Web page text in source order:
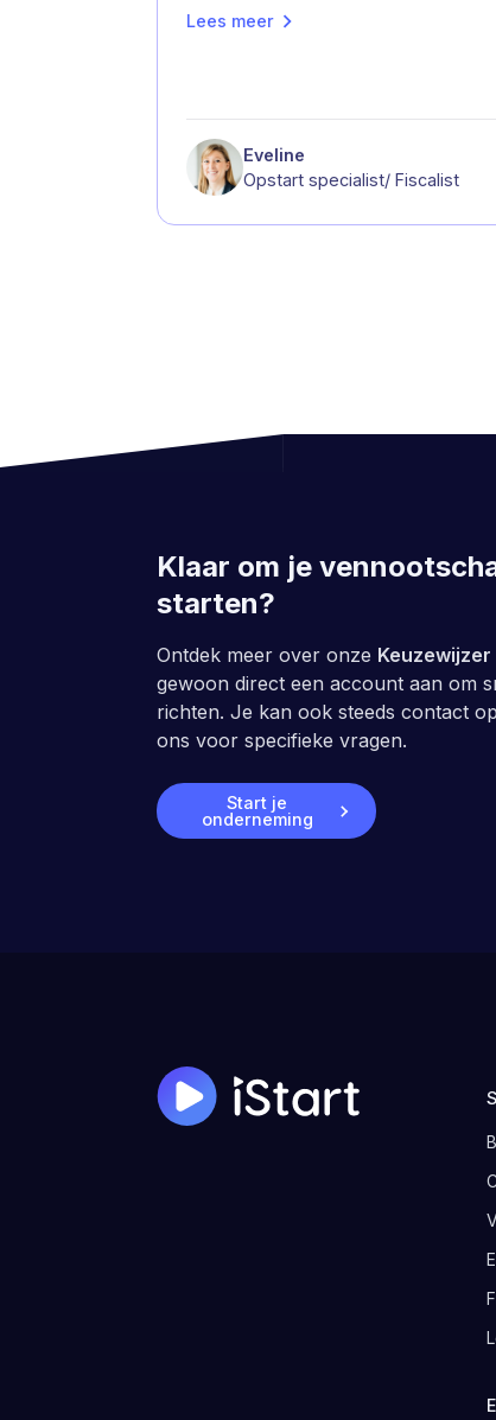
Lees meer
Eveline
Opstart specialist/ Fiscalist
Klaar om je
starten?
Ontdek meer over onze Keuzewijzer
gewoon direct een account aan om
richten. Je kan ook steeds contact
ons voor specifieke vragen.
Start je
onderneming